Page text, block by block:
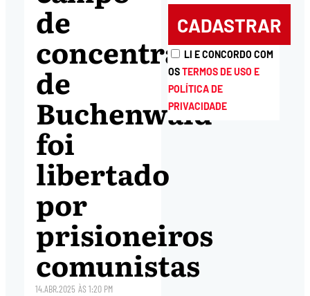
de
concentração
de
Buchenwald
foi
libertado
por
prisioneiros
comunistas
14.ABR.2025 ÀS1:20 PM
LI E CONCORDO COM
OSTERMOS DE USO E
POLÍTICA DE
PRIVACIDADE